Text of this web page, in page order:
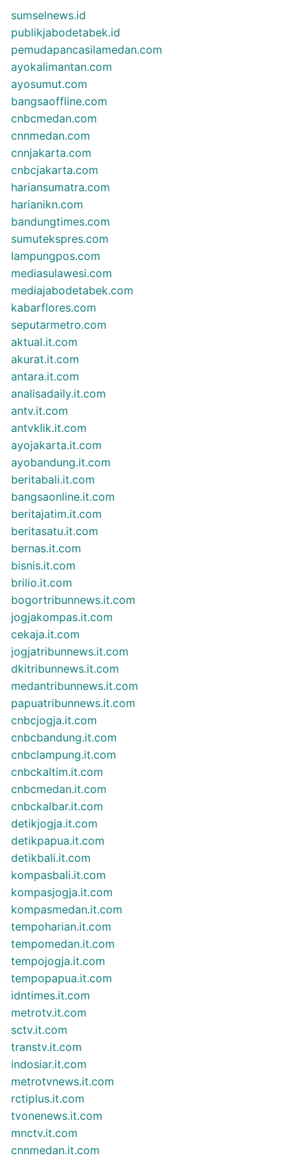
sumselnews.id
publikjabodetabek.id
pemudapancasilamedan.com
ayokalimantan.com
ayosumut.com
bangsaoffline.com
cnbcmedan.com
cnnmedan.com
cnnjakarta.com
cnbcjakarta.com
hariansumatra.com
harianikn.com
bandungtimes.com
sumutekspres.com
lampungpos.com
mediasulawesi.com
mediajabodetabek.com
kabarflores.com
seputarmetro.com
aktual.it.com
akurat.it.com
antara.it.com
analisadaily.it.com
antv.it.com
antvklik.it.com
ayojakarta.it.com
ayobandung.it.com
beritabali.it.com
bangsaonline.it.com
beritajatim.it.com
beritasatu.it.com
bernas.it.com
bisnis.it.com
brilio.it.com
bogortribunnews.it.com
jogjakompas.it.com
cekaja.it.com
jogjatribunnews.it.com
dkitribunnews.it.com
medantribunnews.it.com
papuatribunnews.it.com
cnbcjogja.it.com
cnbcbandung.it.com
cnbclampung.it.com
cnbckaltim.it.com
cnbcmedan.it.com
cnbckalbar.it.com
detikjogja.it.com
detikpapua.it.com
detikbali.it.com
kompasbali.it.com
kompasjogja.it.com
kompasmedan.it.com
tempoharian.it.com
tempomedan.it.com
tempojogja.it.com
tempopapua.it.com
idntimes.it.com
metrotv.it.com
sctv.it.com
transtv.it.com
indosiar.it.com
metrotvnews.it.com
rctiplus.it.com
tvonenews.it.com
mnctv.it.com
cnnmedan.it.com